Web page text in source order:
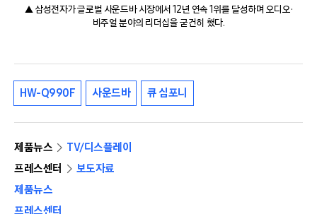
▲ 삼성전자가 글로벌 사운드바 시장에서 12년 연속 1위를 달성하며 오디오·
비주얼 분야의 리더십을 굳건히 했다.
HW-Q990F 사운드바 큐 심포니
제품뉴스
TV/디스플레이
프레스센터
보도자료
제품뉴스
프레스센터